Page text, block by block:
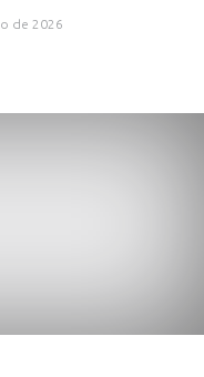
de 2026